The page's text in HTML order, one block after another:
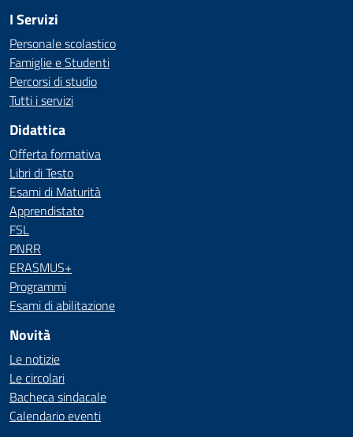
I Servizi
Personale scolastico
Famiglie e Studenti
Percorsi di studio
Tutti i servizi
Didattica
Offerta formativa
Libri di Testo
Esami di Maturità
Apprendistato
FSL
PNRR
ERASMUS+
Programmi
Esami di abilitazione
Novità
Le notizie
Le circolari
Bacheca sindacale
Calendario eventi